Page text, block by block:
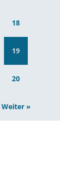
18
19
20
Weiter »